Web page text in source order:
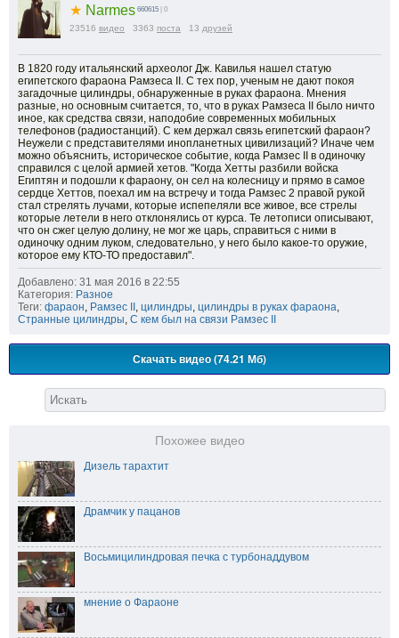
★ Narmes 660615 | 0
23516 видео 3363 поста 13 друзей
В 1820 году итальянский археолог Дж. Кавилья нашел статую
египетского фараона Рамзеса ІІ. С тех пор, ученым не дают покоя
загадочные цилиндры, обнаруженные в руках фараона. Мнения
разные, но основным считается, то, что в руках Рамзеса ІІ было ничто
иное, как средства связи, наподобие современных мобильных
телефонов (радиостанций). С кем держал связь египетский фараон?
Неужели с представителями инопланетных цивилизаций? Иначе чем
можно объяснить, историческое событие, когда Рамзес ІІ в одиночку
справился с целой армией хетов. "Когда Хетты разбили войска
Египтян и подошли к фараону, он сел на колесницу и прямо в самое
сердце Хеттов, поехал им на встречу и тогда Рамзес 2 правой рукой
стал стрелять лучами, которые испепеляли все живое, все стрелы
которые летели в него отклонялись от курса. Те летописи описывают,
что он сжег целую долину, не мог же царь, справиться с ними в
одиночку одним луком, следовательно, у него было какое-то оружие,
которое ему КТО-ТО предоставил".
Добавлено: 31 мая 2016 в 22:55
Категория: Разное
Теги: фараон, Рамзес II , цилиндры, цилиндры в руках фараона,
Странные цилиндры, С кем был на связи Рамзес II
Скачать видео (74.21 Мб)
Похожее видео
Дизель тарахтит
Драмчик у пацанов
Восьмицилиндровая печка с турбонаддувом
мнение о Фараоне